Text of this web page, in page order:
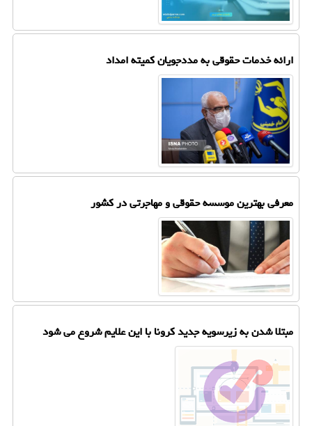
ارائه خدمات حقوقی به مددجویان کمیته امداد
معرفی بهترین موسسه حقوقی و مهاجرتی در کشور
مبتلا شدن به زیرسویه جدید کرونا با این علایم شروع می شود